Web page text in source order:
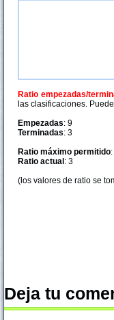
Ratio empezadas/
las clasificaciones.
Empezadas: 9
Terminadas: 3
Ratio máximo permitido
Ratio actual : 3
(los valores de ratio se
Deja tu